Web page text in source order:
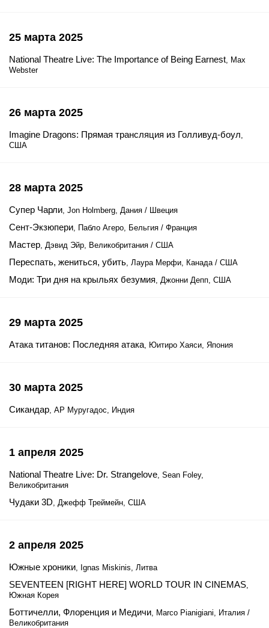
25 марта 2025
National Theatre Live: The Importance of Being Earnest, Max
Webster
26 марта 2025
Imagine Dragons: Прямая трансляция из Голливуд-боул,
США
28 марта 2025
Супер Чарли, Jon Holmberg, Дания / Швеция
Сент-Экзюпери, Пабло Агеро, Бельгия / Франция
Мастер, Дэвид Эйр, Великобритания / США
Переспать, жениться, убить, Лаура Мерфи, Канада / США
Моди: Три дня на крыльях безумия, Джонни Депп, США
29 марта 2025
Атака титанов: Последняя атака, Юитиро Хаяси, Япония
30 марта 2025
Сикандар, АР Муругадос, Индия
1 апреля 2025
National Theatre Live: Dr. Strangelove, Sean Foley,
Великобритания
Чудаки 3D, Джефф Треймейн, США
2 апреля 2025
Южные хроники, Ignas Miskinis, Литва
SEVENTEEN [RIGHT HERE] WORLD TOUR IN CINEMAS,
Южная Корея
Боттичелли, Флоренция и Медичи, Marco Pianigiani, Италия /
Великобритания